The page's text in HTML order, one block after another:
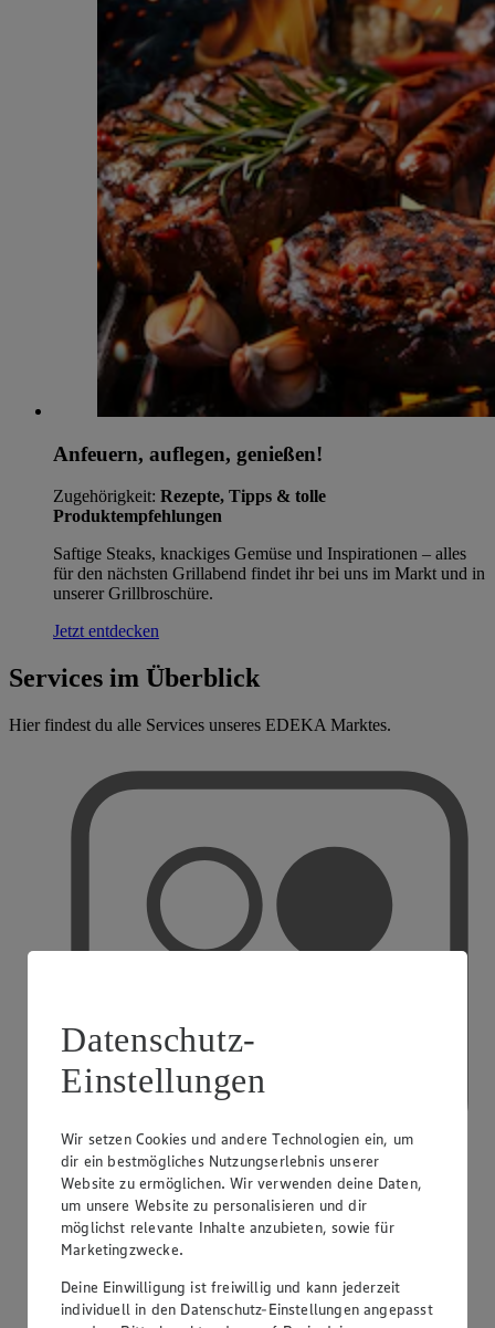
Anfeuern, auflegen, genießen!
Zugehörigkeit: Rezepte, Tipps & tolle
Produktempfehlungen
Saftige Steaks, knackiges Gemüse und Inspirationen – alles
für den nächsten Grillabend findet ihr bei uns im Markt und in
unserer Grillbroschüre.
Jetzt entdecken
Services im Überblick
Hier findest du alle Services unseres EDEKA Marktes.
PAYBACK
Datenschutz-
Einstellungen
Wir setzen Cookies und andere Technologien ein, um
dir ein bestmögliches Nutzungserlebnis unserer
Website zu ermöglichen. Wir verwenden deine Daten,
um unsere Website zu personalisieren und dir
möglichst relevante Inhalte anzubieten, sowie für
Marketingzwecke.
Deine Einwilligung ist freiwillig und kann jederzeit
individuell in den Datenschutz-Einstellungen angepasst